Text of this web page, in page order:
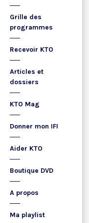
Grille des
programmes
Recevoir KTO
Articles et
dossiers
KTO Mag
Donner mon IFI
Aider KTO
Boutique DVD
A propos
Ma playlist